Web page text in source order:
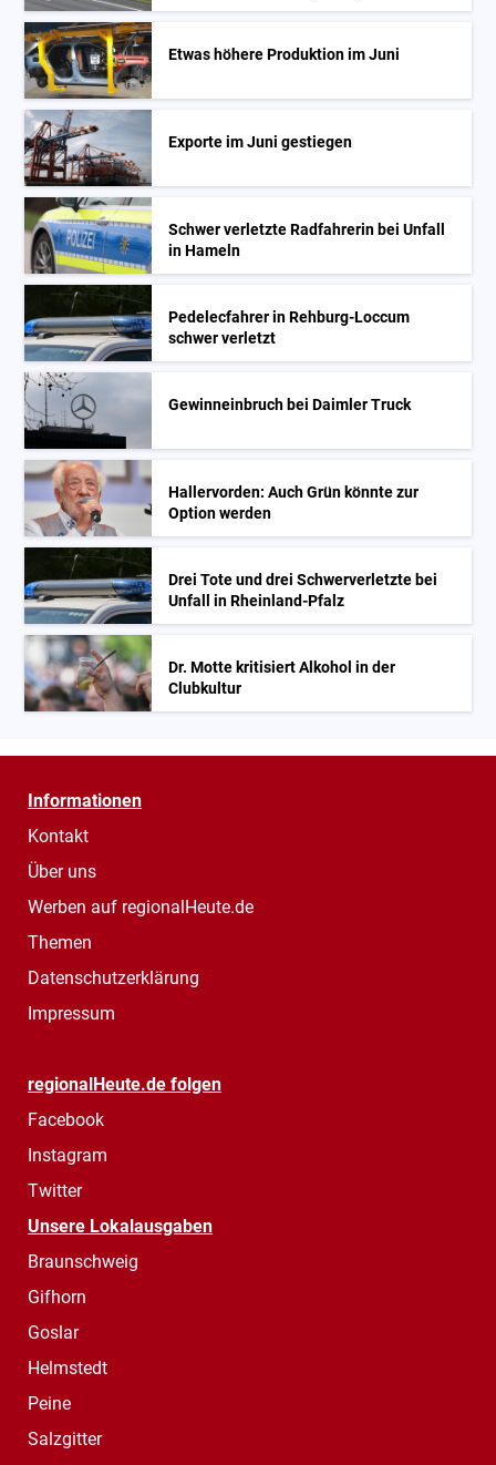
Etwas höhere Produktion im Juni
Exporte im Juni gestiegen
Schwer verletzte Radfahrerin bei Unfall
in Hameln
Pedelecfahrer in Rehburg-Loccum
schwer verletzt
Gewinneinbruch bei Daimler Truck
Hallervorden: Auch Grün könnte zur
Option werden
Drei Tote und drei Schwerverletzte bei
Unfall in Rheinland-Pfalz
Dr. Motte kritisiert Alkohol in der
Clubkultur
Informationen
Kontakt
Über uns
Werben auf regionalHeute.de
Themen
Datenschutzerklärung
Impressum
regionalHeute.de folgen
Facebook
Instagram
Twitter
Unsere Lokalausgaben
Braunschweig
Gifhorn
Goslar
Helmstedt
Peine
Salzgitter